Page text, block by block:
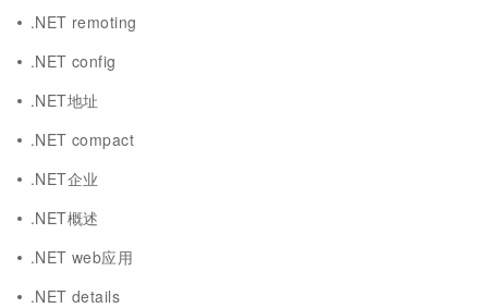
.NET remoting
.NET config
.NET地址
.NET compact
.NET企业
.NET概述
.NET web应用
.NET details